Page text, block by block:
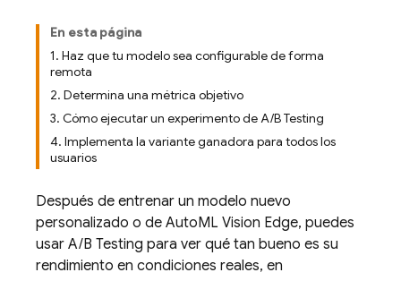
En esta página
1. Haz que tu modelo sea configurable de forma
remota
2. Determina una métrica objetivo
3. Cómo ejecutar un experimento de A/B Testing
4. Implementa la variante ganadora para todos los
usuarios
Después de entrenar un modelo nuevo
personalizado o de AutoML Vision Edge, puedes
usar A/B Testing para ver qué tan bueno es su
rendimiento en condiciones reales, en